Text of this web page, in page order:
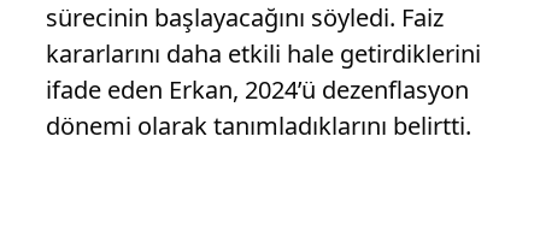
sürecinin başlayacağını söyledi. Faiz
kararlarını daha etkili hale getirdiklerini
ifade eden Erkan, 2024’ü dezenflasyon
dönemi olarak tanımladıklarını belirtti.